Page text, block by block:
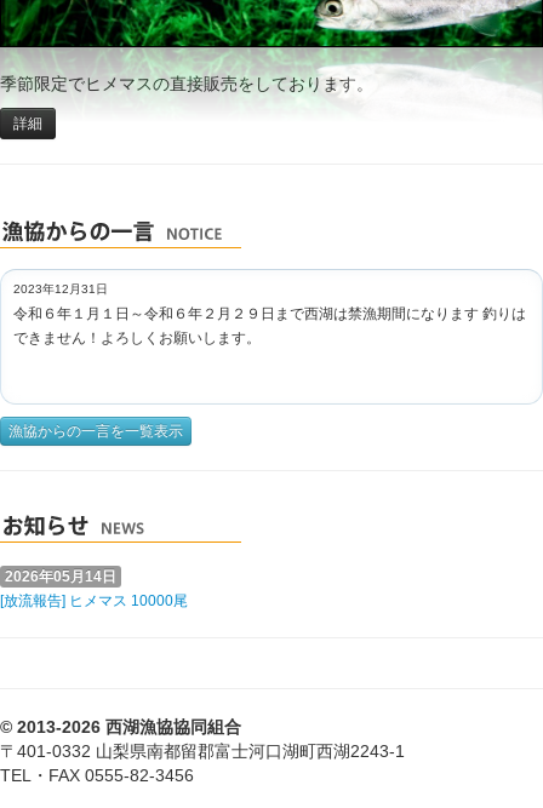
季節限定でヒメマスの直接販売をしております。
詳細
2023年12月31日
令和６年１月１日～令和６年２月２９日まで西湖は禁漁期間になります 釣りは
できません！よろしくお願いします。
漁協からの一言を一覧表示
2026年05月14日
[放流報告] ヒメマス 10000尾
© 2013-2026 西湖漁協協同組合
〒401-0332 山梨県南都留郡富士河口湖町西湖2243-1
TEL・FAX 0555-82-3456